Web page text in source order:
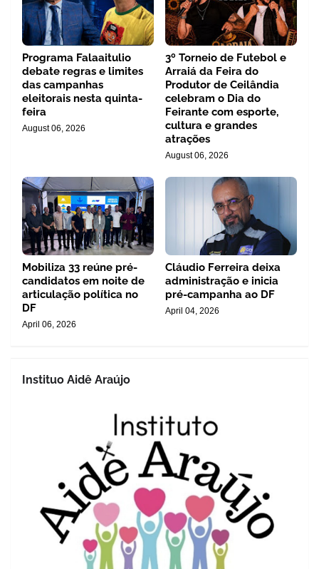
Programa Falaaitulio
debate regras e limites
das campanhas
eleitorais nesta quinta-
feira
August 06, 2026
3º Torneio de Futebol e
Arraiá da Feira do
Produtor de Ceilândia
celebram o Dia do
Feirante com esporte,
cultura e grandes
atrações
August 06, 2026
Mobiliza 33 reúne pré-
candidatos em noite de
articulação política no
DF
April 06, 2026
Cláudio Ferreira deixa
administração e inicia
pré-campanha ao DF
April 04, 2026
Instituo Aidê Araújo